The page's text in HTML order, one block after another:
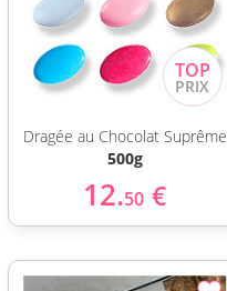
Dragée au Chocolat Suprême
500g
12.50 €